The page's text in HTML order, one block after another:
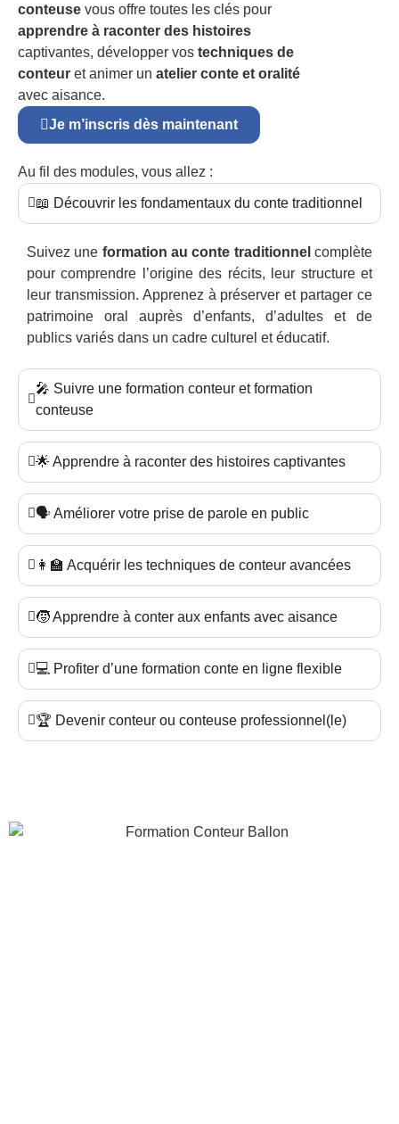
conteuse vous offre toutes les clés pour
apprendre à raconter des histoires
captivantes, développer vos techniques de
conteur et animer un atelier conte et oralité
avec aisance.
Je m’inscris dès maintenant
Au fil des modules, vous allez :
📖 Découvrir les fondamentaux du conte traditionnel
Suivez une formation au conte traditionnel complète
pour comprendre l’origine des récits, leur structure et
leur transmission. Apprenez à préserver et partager ce
patrimoine oral auprès d’enfants, d’adultes et de
publics variés dans un cadre culturel et éducatif.
🎤 Suivre une formation conteur et formation
conteuse
🌟 Apprendre à raconter des histoires captivantes
🗣️ Améliorer votre prise de parole en public
👩‍🏫 Acquérir les techniques de conteur avancées
🧒 Apprendre à conter aux enfants avec aisance
💻 Profiter d’une formation conte en ligne flexible
🏆 Devenir conteur ou conteuse professionnel(le)